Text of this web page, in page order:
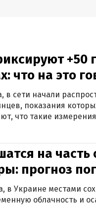
+50
что на это
в сети начали
показания
что такие
на
прогноз
в Украине местами
облачность и